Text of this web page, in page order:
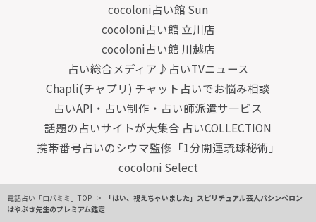
cocoloni占い館 Sun
cocoloni占い館 立川店
cocoloni占い館 川越店
占い総合メディア♪占いTVニュース
Chapli(チャプリ) チャット占いでお悩み相談
占いAPI・占い制作・占い師派遣サ―ビス
話題の占いサイトが大集合 占いCOLLECTION
携帯番号占いのシウマ監修「1分開運琉球秘術」
cocoloni Select
電話占い「ロバミミ」TOP
「はい、視えちゃいました」スピリチュアル芸人パシンペロン
はやぶさ先生のプレミアム鑑定